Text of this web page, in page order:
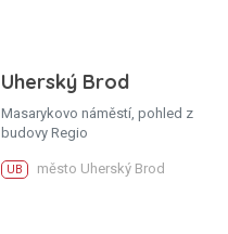
Uherský Brod
Masarykovo náměstí, pohled z
budovy Regio
UB město Uherský Brod